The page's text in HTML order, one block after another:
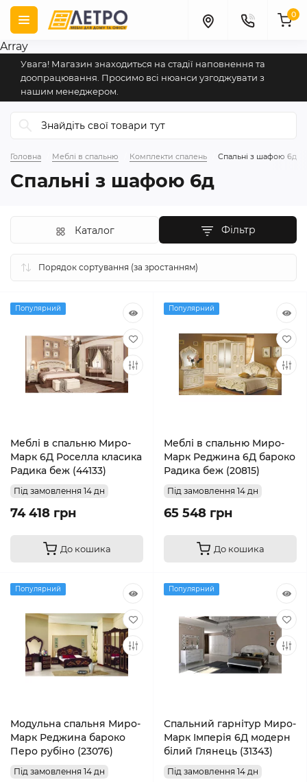
Array
Увага! Магазин знаходиться на стадії наповнення та
доопрацювання. Просимо всі нюанси узгоджувати з
нашим менеджером.
0
Головна Меблі в спальню Комплекти спалень Спальні з шафою 6д
Спальні з шафою 6д
Фільтр
Каталог
Популярний
Меблі в спальню Миро-
Марк 6Д Роселла класика
Радика беж (44133)
Під замовлення 14 дн
74 418 грн
До кошика
Популярний
Меблі в спальню Миро-
Марк Реджина 6Д бароко
Радика беж (20815)
Під замовлення 14 дн
65 548 грн
До кошика
Популярний
Модульна спальня Миро-
Марк Реджина бароко
Перо рубіно (23076)
Під замовлення 14 дн
Популярний
Спальний гарнітур Миро-
Марк Імперія 6Д модерн
білий Глянець (31343)
Під замовлення 14 дн